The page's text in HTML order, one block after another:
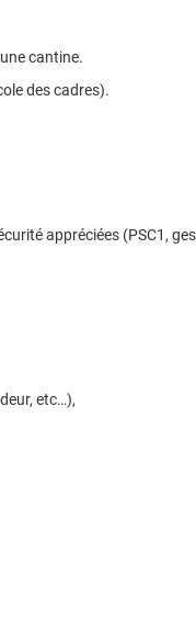
cantine.
des cadres).
appréciées (PSC1,
etc…),